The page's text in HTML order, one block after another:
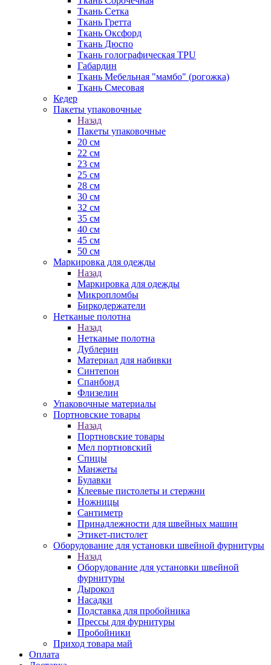
Ткань Сетка
Ткань Гретта
Ткань Оксфорд
Ткань Дюспо
Ткань голографическая TPU
Габардин
Ткань Мебельная "мамбо" (рогожка)
Ткань Смесовая
Кедер
Пакеты упаковочные
Назад
Пакеты упаковочные
20 см
22 см
23 см
25 см
28 см
30 см
32 см
35 см
40 см
45 см
50 см
Маркировка для одежды
Назад
Маркировка для одежды
Микропломбы
Биркодержатели
Нетканые полотна
Назад
Нетканые полотна
Дублерин
Материал для набивки
Синтепон
Спанбонд
Флизелин
Упаковочные материалы
Портновские товары
Назад
Портновские товары
Мел портновский
Спицы
Манжеты
Булавки
Клеевые пистолеты и стержни
Ножницы
Сантиметр
Принадлежности для швейных машин
Этикет-пистолет
Оборудование для установки швейной фурнитуры
Назад
Оборудование для установки швейной
фурнитуры
Дырокол
Насадки
Подставка для пробойника
Прессы для фурнитуры
Пробойники
Приход товара май
Оплата